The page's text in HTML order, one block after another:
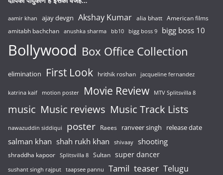
aamir khan ajay devgn Akshay Kumar alia bhatt American films
amitabh bachchan anushka sharma bb10 bigg boss 9 bigg boss 10
Bollywood Box Office Collection
elimination First Look hrithik roshan jacqueline fernandez
katrina kaif motion poster Movie Review MTV Splitsvilla 8
music Music reviews Music Track Lists
nawazuddin siddiqui poster Raees ranveer singh release date
salman khan shah rukh khan shivaay shooting
shraddha kapoor Splitsvilla 8 Sultan super dancer
sushant singh rajput taapsee pannu Tamil teaser Telugu